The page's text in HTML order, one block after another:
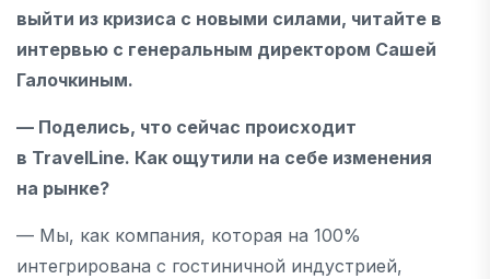
выйти из кризиса с новыми силами, читайте в
интервью с генеральным директором Сашей
Галочкиным.
— Поделись, что сейчас происходит
в TravelLine. Как ощутили на себе изменения
на рынке?
— Мы, как компания, которая на 100%
интегрирована с гостиничной индустрией,